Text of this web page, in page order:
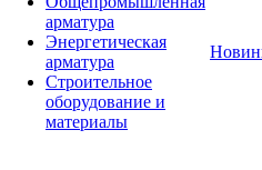
арматура
Энергетическая
арматура
Строительное
оборудование и
материалы